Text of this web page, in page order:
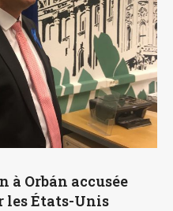
à Orbán accusée
les États-Unis